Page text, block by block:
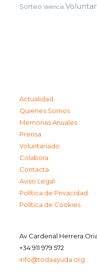
Sorteo Valencia
Actualidad
Quienes Somos
Memorias Anuales
Prensa
Voluntariado
Colabora
Contacta
Aviso Legal
Política de Privacidad
Política de Cookies
Av Cardenal Herrera
+34 911 979 572
info@todaayuda.org